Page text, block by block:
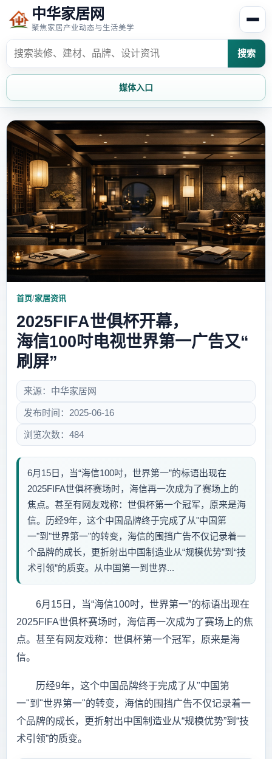
中华家居网
聚焦家居产业动态与生活美学
搜索
媒体入口
首页 家居资讯
家居风水 家居欣赏
时尚饰家 装修设计
家具知识 家居文化
家装攻略 创意家居
首页/家居资讯
2025FIFA世俱杯开幕，
海信100吋电视世界第一广告又“
刷屏”
来源：中华家居网
发布时间：2025-06-16
浏览次数：484
6月15日，当“海信100吋，世界第一”的标语出现在
2025FIFA世俱杯赛场时，海信再一次成为了赛场上的
焦点。甚至有网友戏称：世俱杯第一个冠军，原来是海
信。历经9年，这个中国品牌终于完成了从"中国第
一"到"世界第一"的转变，海信的围挡广告不仅记录着一
个品牌的成长，更折射出中国制造业从“规模优势”到“技
术引领”的质变。从中国第一到世界...
6月15日，当“海信100吋，世界第一”的标语出现在
2025FIFA世俱杯赛场时，海信再一次成为了赛场上的焦
点。甚至有网友戏称：世俱杯第一个冠军，原来是海
信。
历经9年，这个中国品牌终于完成了从"中国第
一"到"世界第一"的转变，海信的围挡广告不仅记录着一
个品牌的成长，更折射出中国制造业从“规模优势”到“技
术引领”的质变。